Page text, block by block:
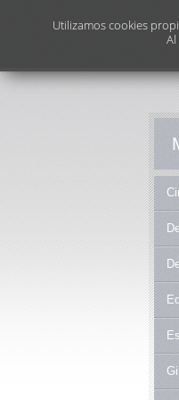
Utilizamos cookies